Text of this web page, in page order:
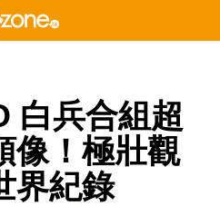
白兵合組超
像！極壯觀
界紀錄